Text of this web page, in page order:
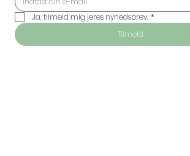
Ja, tilmeld mig jeres nyhedsbrev. *
Tilmeld